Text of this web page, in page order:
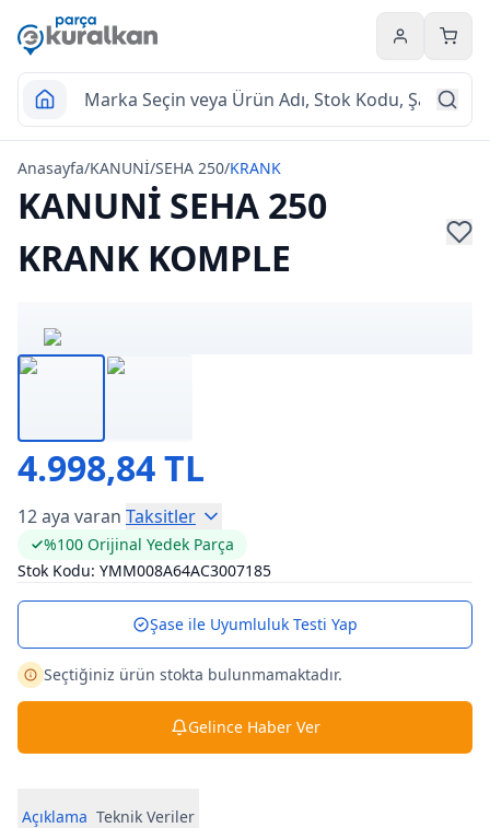
Hesabım
Anasayfa/KANUNİ/SEHA 250/KRANK
KANUNİ SEHA 250
KRANK KOMPLE
4.998,84 TL
12 aya varan Taksitler
%100 Orijinal Yedek Parça
Stok Kodu: YMM008A64AC3007185
Şase ile Uyumluluk Testi Yap
Seçtiğiniz ürün stokta bulunmamaktadır.
Gelince Haber Ver
Açıklama Teknik Veriler